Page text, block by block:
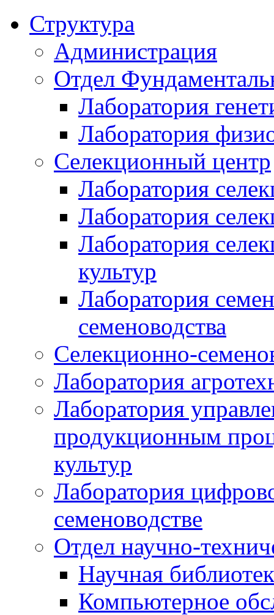
Структура
Администрация
Отдел
Лаборатория
Лаборатория
Селекционный центр
Лаборатория
Лаборатория
Лаборатория
культур
Лаборатория
семеноводства
Селекционно-
Лаборатория
Лаборатория
продукционным
культур
Лаборатория
семеноводстве
Отдел научно-
Научная
Компьютерное